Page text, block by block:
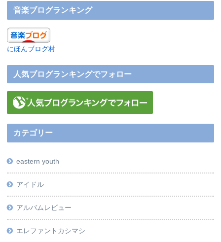
音楽ブログランキング
にほんブログ村
人気ブログランキングでフォロー
カテゴリー
eastern youth
アイドル
アルバムレビュー
エレファントカシマシ